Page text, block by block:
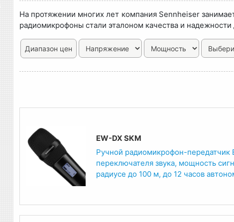
На протяжении многих лет компания Sennheiser
радиомикрофоны стали эталоном качества и
Диапазон цен
EW-DX SКМ
Ручной радиомикрофон-передатчик
переключателя звука, мощность
радиусе до 100 м, до 12 часов